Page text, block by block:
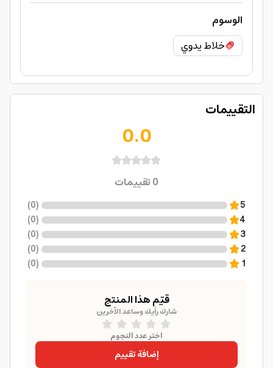
الوسوم
خلاط يدوي
التقييمات
0.0
0تقييمات
5
(
0
)
4
(
0
)
3
(
0
)
2
(
0
)
1
(
0
)
قيّم هذا المنتج
شارك رأيك وساعد الآخرين
اختر عدد النجوم
إضافة تقييم